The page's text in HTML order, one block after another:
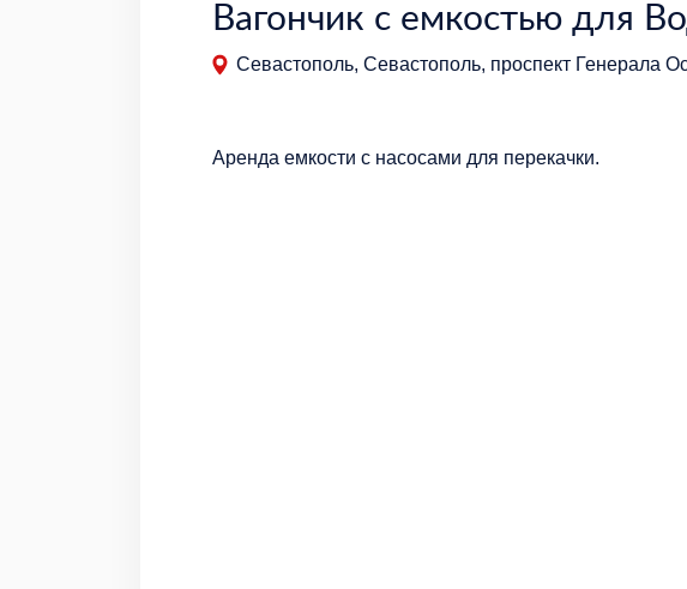
Вагончик с емкостью для
Севастополь, Севастополь, проспект Генерала
Аренда емкости с насосами для перекачки.